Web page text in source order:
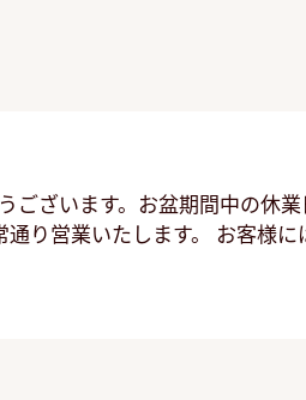
ございます。お盆期間中の休
り営業いたします。 お客様に